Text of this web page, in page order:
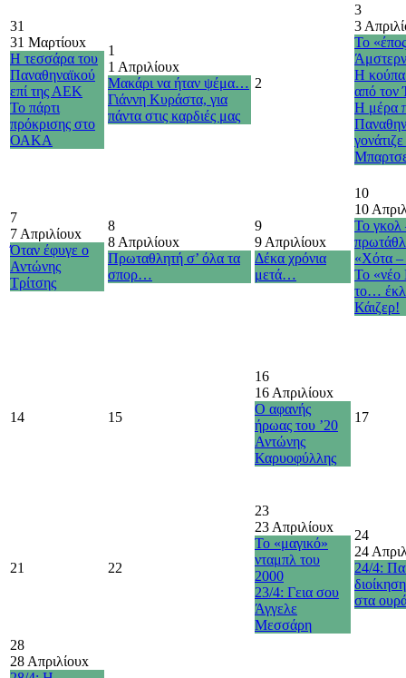
31
31 Μαρτίουx
Η τεσσάρα του
Παναθηναϊκού
επί της ΑΕΚ
Το πάρτι
πρόκρισης στο
ΟΑΚΑ
1
1 Απριλίουx
Μακάρι να ήταν ψέμα…
Γιάννη Κυράστα, για
πάντα στις καρδιές μας
2
3
3
Το
Η κούπα
από τον
Η μέρα
7
7 Απριλίουx
Όταν έφυγε ο
Αντώνης
Τρίτσης
8
8 Απριλίουx
Πρωταθλητή σ’ όλα τα
σπορ…
9
9 Απριλίουx
Δέκα χρόνια
μετά…
10
10
Το γκολ
«Χότα
Το «νέο
το…
Κάιζερ!
14 15
16
16 Απριλίουx
Ο αφανής
ήρωας του ’20
Αντώνης
Καρυοφύλλης
17
21 22
23
23 Απριλίουx
Το «μαγικό»
νταμπλ του
2000
23/4: Γεια σου
Άγγελε
Μεσσάρη
24
24
24/4:
στα
28
28 Απριλίουx